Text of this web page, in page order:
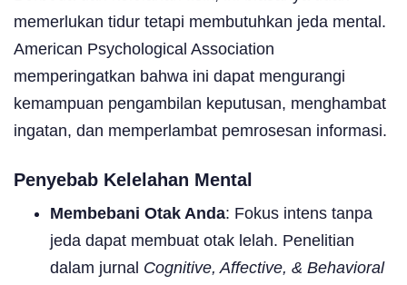
memerlukan tidur tetapi membutuhkan jeda mental.
American Psychological Association
memperingatkan bahwa ini dapat mengurangi
kemampuan pengambilan keputusan, menghambat
ingatan, dan memperlambat pemrosesan informasi.
Penyebab Kelelahan Mental
Membebani Otak Anda: Fokus intens tanpa
jeda dapat membuat otak lelah. Penelitian
dalam jurnal Cognitive, Affective, & Behavioral